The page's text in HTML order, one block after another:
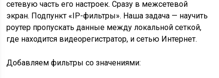
сетевую часть его настроек. Сразу в межсетевой
экран. Подпункт «IP-фильтры». Наша задача — научить
роутер пропускать данные между локальной сеткой,
где находится видеорегистратор, и сетью Интернет.
Добавляем фильтры со значениями: